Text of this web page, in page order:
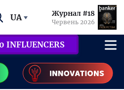
UA Журнал #18
Червень 2026
INFLUENCERS